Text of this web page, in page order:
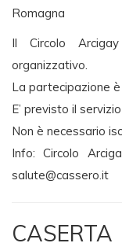
Romagna
Il Circolo
organizzativo.
La partecipazione
E’ previsto il
Non è necessario
Info: Circolo
salute@cassero.it
CASERTA